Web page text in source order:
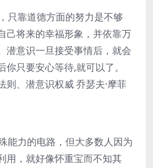
只靠道德方面的努力是不够
己将来的幸福形象，并依靠万
潜意识一旦接受事情后，就会
只要安心等待,就可以了。
、潜意识权威 乔瑟夫·摩菲
能力的电路，但大多数人因为
用，就好像怀重宝而不知其